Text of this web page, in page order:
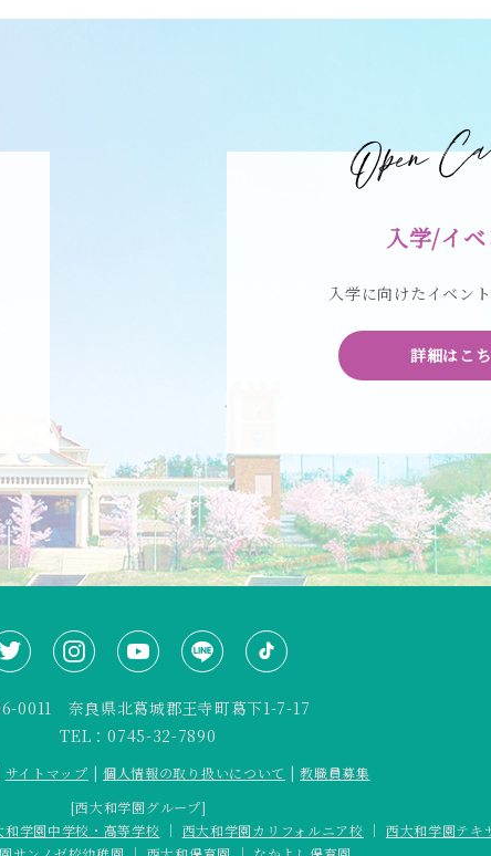
入学/イベ
入学に向けたイベン
詳細はこ
0011 奈良県北葛城郡王寺町葛下1-7-17
TEL：0745-32-7890
サイトマップ | 個人情報の取り扱いについて |教職員募集
[西大和学園グループ]
和学園中学校・高等学校 ｜ 西大和学園カリフォルニア校 ｜ 西大和学園テキ